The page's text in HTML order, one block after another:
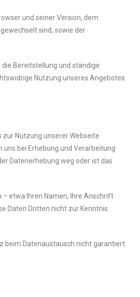
und seiner Version, dem
sind, sowie der
Bereitstellung und ständige
Nutzung unseres Angebotes
Nutzung unserer Webseite
bei Erhebung und Verarbeitung
Datenerhebung weg oder ist das
– etwa Ihren Namen, Ihre Anschrift
Daten Dritten nicht zur Kenntnis
beim Datenaustausch nicht garantiert